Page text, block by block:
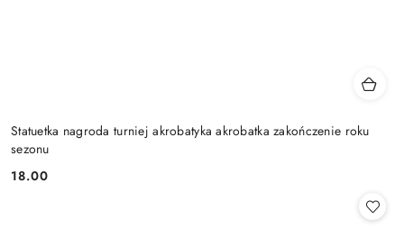
Statuetka nagroda turniej akrobatyka akrobatka zakończenie roku
sezonu
Cena:
18.00